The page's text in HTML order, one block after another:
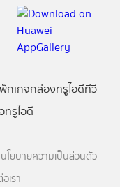
กเกจกล่องทรูไอดีทีวี
ทรูไอดี
นโยบายความเป็นส่วนตัว
เรา